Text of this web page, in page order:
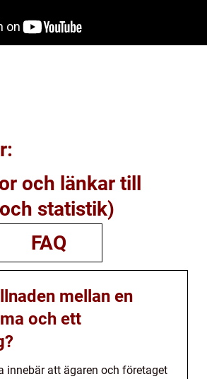
och länkar till
statistik)
FAQ
mellan en
och ett
innebär att ägaren och företaget